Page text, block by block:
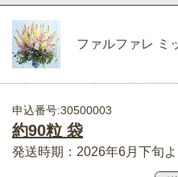
ファルファレ ミ
申込番号:30500003
約90粒 袋
発送時期：2026年6月下旬